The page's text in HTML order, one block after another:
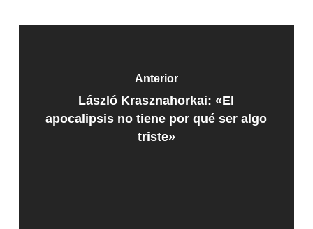
Anterior
László Krasznahorkai: «El
apocalipsis no tiene por qué ser algo
triste»